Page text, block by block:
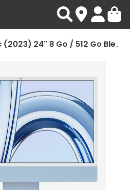
Apple iMac (2023) 24" 8 Go / 512 Go Bleu (MQRR3FN/A)